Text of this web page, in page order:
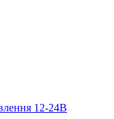
12-24В